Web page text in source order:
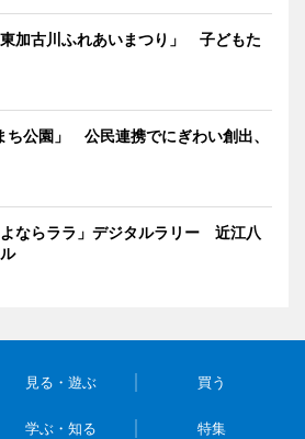
加古川ふれあいまつり」 子どもた
ち公園」 公民連携でにぎわい創出、
ならララ」デジタルラリー 近江八
見る・遊ぶ 買う
学ぶ・知る 特集